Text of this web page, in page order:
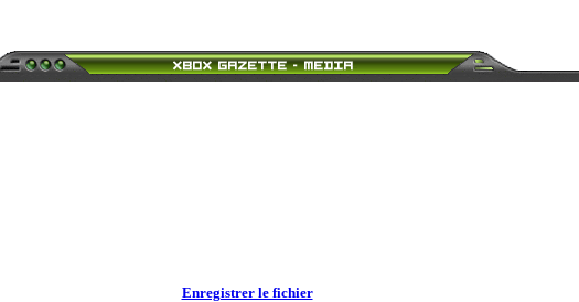
Enregistrer le fichier